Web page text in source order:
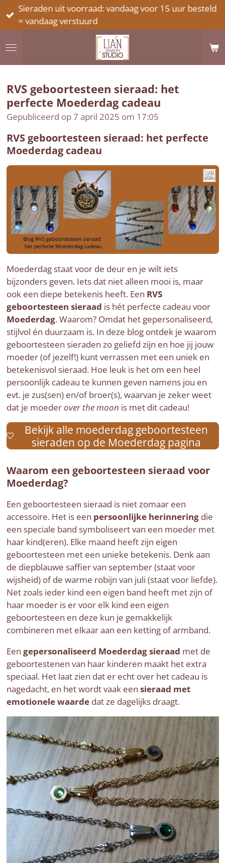
Ga
direct
de
Sieraden uit voorraad: vandaag voor 15 uur besteld
= vandaag verstuurd
RVS geboortesteen sieraad: het
perfecte Moederdag cadeau
Gepubliceerd op 7 april 2025 om 17:05
RVS geboortesteen sieraad: het perfecte
Moederdag cadeau
Moederdag staat voor de deur en je wilt iets
bijzonders geven. Iets dat niet alleen mooi is, maar
ook een diepe betekenis heeft. Een RVS
geboortesteen sieraad is hét perfecte cadeau voor
Moederdag. Waarom? Omdat het gepersonaliseerd,
stijlvol én duurzaam is. In deze blog ontdek je waarom
geboortesteen sieraden zo geliefd zijn en hoe jij jouw
moeder (of jezelf!) kunt verrassen met een uniek en
betekenisvol sieraad. Hoe leuk is het om een heel
persoonlijk cadeau te kunnen geven namens jou en
evt. je zus(sen) en/of broer(s), waarvan je zeker weet
dat je moederover the moon is met dit cadeau!
Bekijk alle moederdag geboortesteen
sieraden op de Moederdag pagina
Waarom een geboortesteen sieraad voor
Moederdag?
Een geboortesteen sieraad is niet zomaar een
accessoire. Het is een persoonlijke herinneringdie
een speciale band symboliseert van een moeder met
haar kind(eren). Elke maand heeft zijn eigen
geboortesteen met een unieke betekenis. Denk aan
de diepblauwe saffier van september (staat voor
wijsheid) of de warme robijn van juli (staat voor liefde).
Net zoals ieder kind een eigen band heeft met zijn of
haar moeder is er voor elk kind een eigen
geboortesteen en deze kun je gemakkelijk
combineren met elkaar aan een ketting of armband.
Een gepersonaliseerd Moederdag sieraad met de
geboortestenen van haar kinderen maakt het extra
speciaal. Het laat zien dat er echt over het cadeau is
nagedacht, en het wordt vaak een sieraad met
emotionele waardedat ze dagelijks draagt.